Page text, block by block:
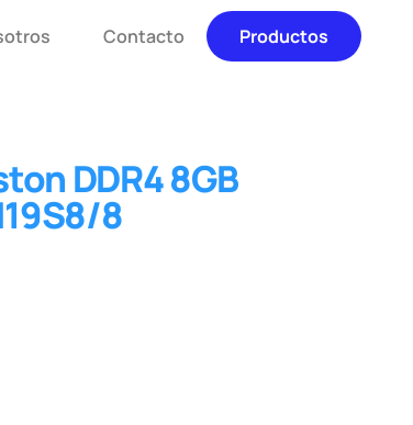
Contacto Productos
DDR4 8GB
8